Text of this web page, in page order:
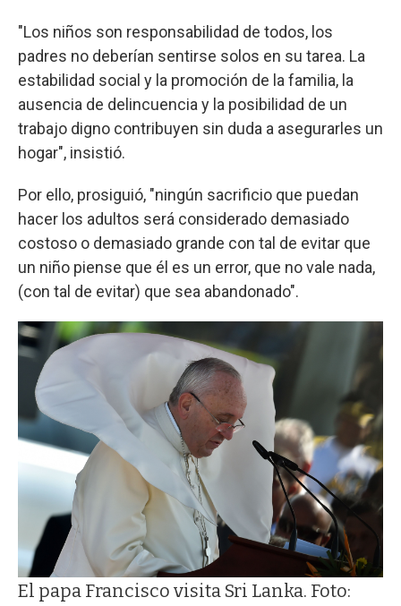
"Los niños son responsabilidad de todos, los
padres no deberían sentirse solos en su tarea. La
estabilidad social y la promoción de la familia, la
ausencia de delincuencia y la posibilidad de un
trabajo digno contribuyen sin duda a asegurarles un
hogar", insistió.
Por ello, prosiguió, "ningún sacrificio que puedan
hacer los adultos será considerado demasiado
costoso o demasiado grande con tal de evitar que
un niño piense que él es un error, que no vale nada,
(con tal de evitar) que sea abandonado".
El papa Francisco visita Sri Lanka. Foto: